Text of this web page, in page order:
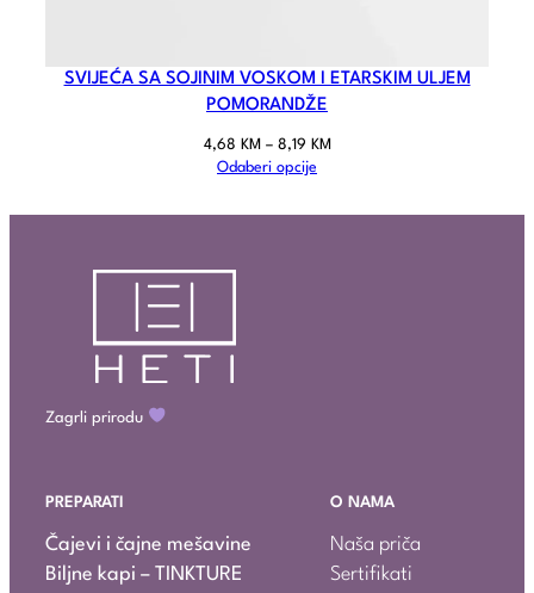
SVIJEĆA SA SOJINIM VOSKOM I ETARSKIM ULJEM
POMORANDŽE
4,68 KM – 8,19 KM
Odaberi opcije
Zagrli prirodu
PREPARATI
Čajevi i čajne mešavine
Biljne kapi – TINKTURE
O NAMA
Naša priča
Sertifikati